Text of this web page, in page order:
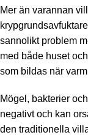
Mer än varannan
sannolikt problem
med både huset
som bildas när
Mögel, bakterier
negativt och kan
den traditionella